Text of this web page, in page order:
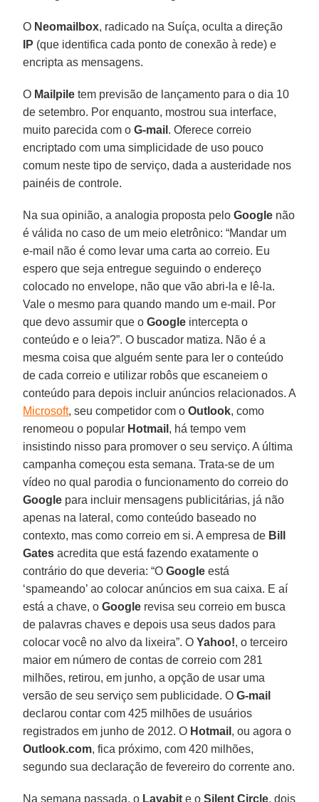
O Neomailbox, radicado na Suíça, oculta a direção
IP (que identifica cada ponto de conexão à rede) e
encripta as mensagens.
O Mailpile tem previsão de lançamento para o dia 10
de setembro. Por enquanto, mostrou sua interface,
muito parecida com oG-mail . Oferece correio
encriptado com uma simplicidade de uso pouco
comum neste tipo de serviço, dada a austeridade nos
painéis de controle.
Na sua opinião, a analogia proposta peloGoogle não
é válida no caso de um meio eletrônico: “Mandar um
e-mail não é como levar uma carta ao correio. Eu
espero que seja entregue seguindo o endereço
colocado no envelope, não que vão abri-la e lê-la.
Vale o mesmo para quando mando um e-mail. Por
que devo assumir que oGoogle intercepta o
conteúdo e o leia?”. O buscador matiza. Não é a
mesma coisa que alguém sente para ler o conteúdo
de cada correio e utilizar robôs que escaneiem o
conteúdo para depois incluir anúncios relacionados. A
Microsoft, seu competidor com oOutlook, como
renomeou o popular Hotmail , há tempo vem
insistindo nisso para promover o seu serviço. A última
campanha começou esta semana. Trata-se de um
vídeo no qual parodia o funcionamento do correio do
Google para incluir mensagens publicitárias, já não
apenas na lateral, como conteúdo baseado no
contexto, mas como correio em si. A empresa de Bill
Gates acredita que está fazendo exatamente o
contrário do que deveria: “OGoogle está
‘spameando’ ao colocar anúncios em sua caixa. E aí
está a chave, oGoogle revisa seu correio em busca
de palavras chaves e depois usa seus dados para
colocar você no alvo da lixeira”. OYahoo!, o terceiro
maior em número de contas de correio com 281
milhões, retirou, em junho, a opção de usar uma
versão de seu serviço sem publicidade. OG-mail
declarou contar com 425 milhões de usuários
registrados em junho de 2012. O Hotmail , ou agora o
Outlook.com, fica próximo, com 420 milhões,
segundo sua declaração de fevereiro do corrente ano.
Na semana passada, o Lavabit e oSilent Circle, dois